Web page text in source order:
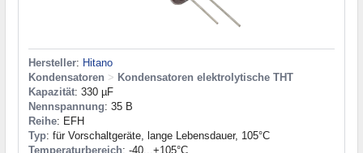
Hersteller: Hitano
Kondensatoren > Kondensatoren elektrolytische THT
Kapazität: 330 µF
Nennspannung: 35 В
Reihe: EFH
Typ: für Vorschaltgeräte, lange Lebensdauer, 105°C
Temperaturbereich: -40...+105°C